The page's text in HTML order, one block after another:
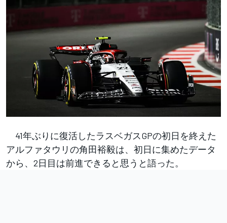
41年ぶりに復活したラスベガスGPの初日を終えた
アルファタウリの角田裕毅は、初日に集めたデータ
から、2日目は前進できると思うと語った。